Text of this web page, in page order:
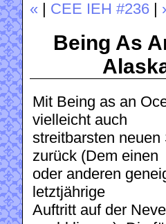
« CEE IEH #236
Being As
Mit Being as an
vielleicht auch
streitbarsten
zurück (Dem einen
oder anderen
letztjährige
Auftritt auf der